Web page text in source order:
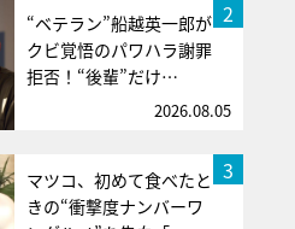
2
“ベテラン”船越英一郎が
クビ覚悟のパワハラ謝罪
拒否！“後輩”だけ…
2026.08.05
3
マツコ、初めて食べたと
きの“衝撃度ナンバーワ